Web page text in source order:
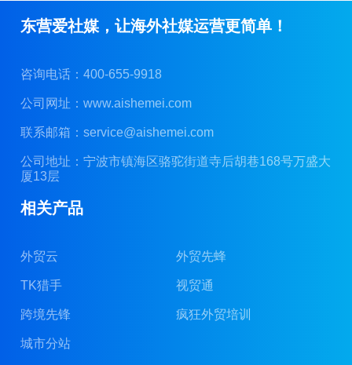
东营爱社媒，让海外社媒运营更简单！
咨询电话：400-655-9918
公司网址：www.aishemei.com
联系邮箱：service@aishemei.com
公司地址：宁波市镇海区骆驼街道寺后胡巷168号万盛大
厦13层
相关产品
外贸云 外贸先蜂
TK猎手 视贸通
跨境先锋 疯狂外贸培训
城市分站